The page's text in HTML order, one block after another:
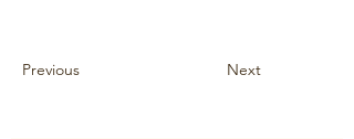
Previous Next